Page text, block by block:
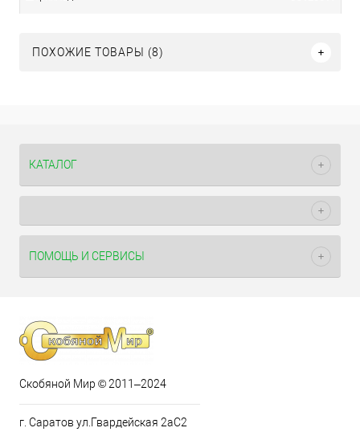
ПОХОЖИЕ ТОВАРЫ (8)
КАТАЛОГ
ПОМОЩЬ И СЕРВИСЫ
Скобяной Мир © 2011–2024
г. Саратов ул.Гвардейская 2аС2